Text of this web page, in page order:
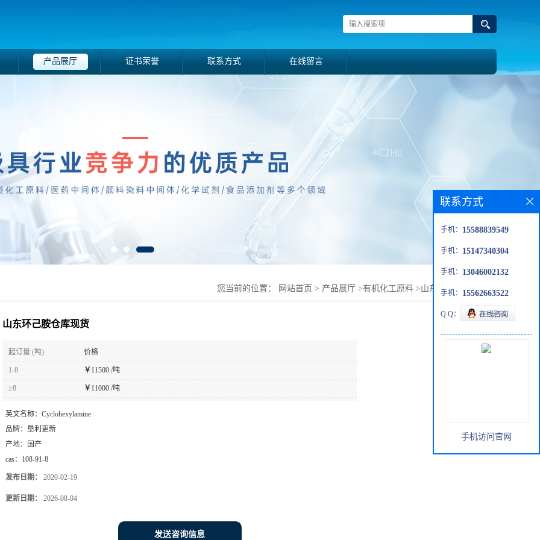
产品展厅 证书荣誉 联系方式 在线留言
您当前的位置： 网站首页 > 产品展厅 >有机化工原料 >山东环己胺仓库现货
山东环己胺仓库现货
起订量 (吨) 价格
1-8 ￥ 11500 /吨
≥8 ￥ 11000 /吨
英文名称： Cyclohexylamine
品牌： 垦利更新
产地：
国产
cas： 108-91-8
发布日期： 2020-02-19
更新日期： 2026-08-04
发送咨询信息
联系方式
手机： 15588839549
手机： 15147340304
手机： 13046002132
手机： 15562663522
Q Q：
手机访问官网